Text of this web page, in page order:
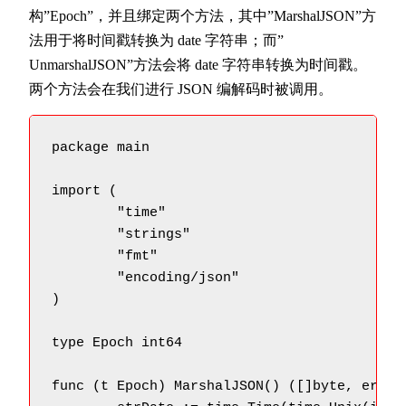
构”Epoch”，并且绑定两个方法，其中”MarshalJSON”方
法用于将时间戳转换为 date 字符串；而”
UnmarshalJSON”方法会将 date 字符串转换为时间戳。
两个方法会在我们进行 JSON 编解码时被调用。
package main
import (
)
type Epoch int64
func (t Epoch) MarshalJSON() ([]byte,